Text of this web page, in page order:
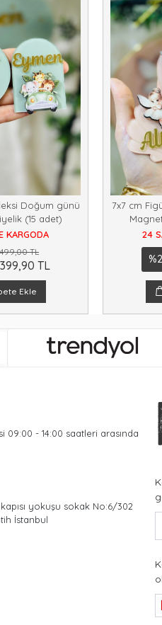
Doğum günü
(15 adet)
KARGODA
499,00 TL
399,90 TL
Ekle
7x7 cm
24
09:00 - 14:00 saatleri arasında
yokuşu sokak No:6/302
İstanbul